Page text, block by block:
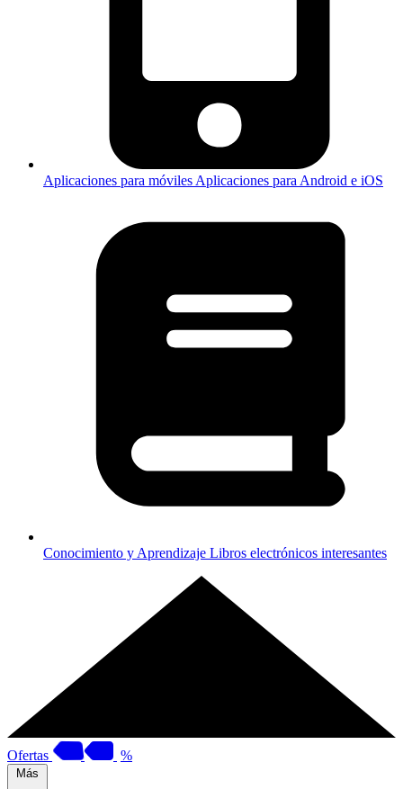
Aplicaciones para móviles Aplicaciones para Android e iOS
Conocimiento y Aprendizaje Libros electrónicos interesantes
Ofertas %
Más